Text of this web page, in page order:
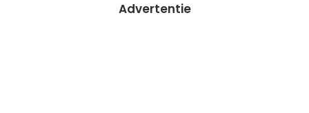
Advertentie